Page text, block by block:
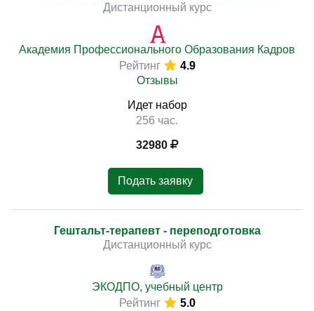
Дистанционный курс
Академия Профессионального Образования Кадров
Рейтинг
4.9
Отзывы
Идет набор
256 час.
32980
Подать заявку
Гештальт-терапевт - переподготовка
Дистанционный курс
ЭКОДПО, учебный центр
Рейтинг
5.0